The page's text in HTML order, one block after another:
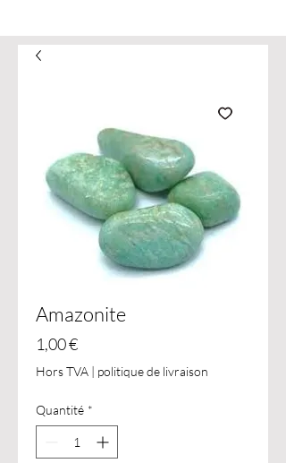
Amazonite
1,00 €Prix
Hors TVA | politique de livraison
Quantité *